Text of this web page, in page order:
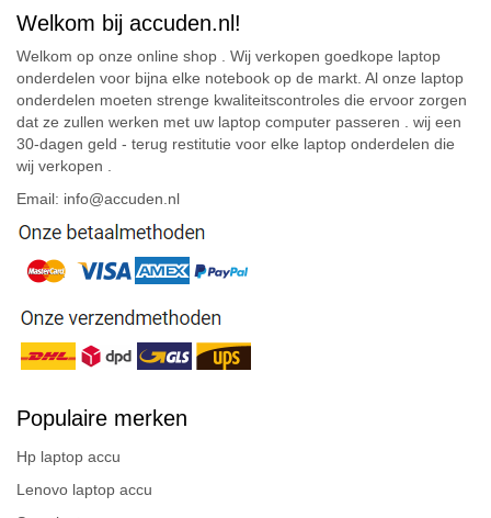
Welkom bij accuden.nl!
Welkom op onze online shop . Wij verkopen goedkope laptop
onderdelen voor bijna elke notebook op de markt. Al onze laptop
onderdelen moeten strenge kwaliteitscontroles die ervoor zorgen
dat ze zullen werken met uw laptop computer passeren . wij een
30-dagen geld - terug restitutie voor elke laptop onderdelen die
wij verkopen .
Email: info@accuden.nl
Populaire merken
Hp laptop accu
Lenovo laptop accu